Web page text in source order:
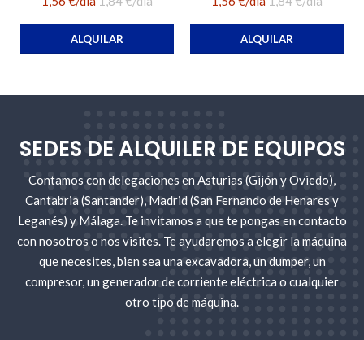
ALQUILAR ALQUILAR
SEDES DE ALQUILER DE EQUIPOS
Contamos con delegaciones en Asturias (Gijón y Oviedo),
Cantabria (Santander), Madrid (San Fernando de Henares y
Leganés) y Málaga. Te invitamos a que te pongas en contacto
con nosotros o nos visites. Te ayudaremos a elegir la máquina
que necesites, bien sea una excavadora, un dumper, un
compresor, un generador de corriente eléctrica o cualquier
otro tipo de máquina.